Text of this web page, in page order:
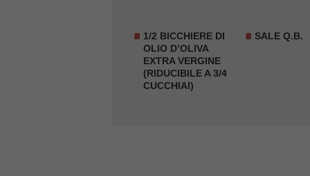
1/2 BICCHIERE DI
OLIO D’OLIVA
EXTRA VERGINE
(RIDUCIBILE A 3/4
CUCCHIAI)
SALE Q.B.